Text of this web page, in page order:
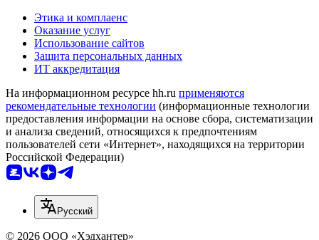
Этика и комплаенс
Оказание услуг
Использование сайтов
Защита персональных данных
ИТ аккредитация
На информационном ресурсе hh.ru применяются
рекомендательные технологии (информационные технологии
предоставления информации на основе сбора, систематизации
и анализа сведений, относящихся к предпочтениям
пользователей сети «Интернет», находящихся на территории
Российской Федерации)
Русский
© 2026 ООО «Хэдхантер»